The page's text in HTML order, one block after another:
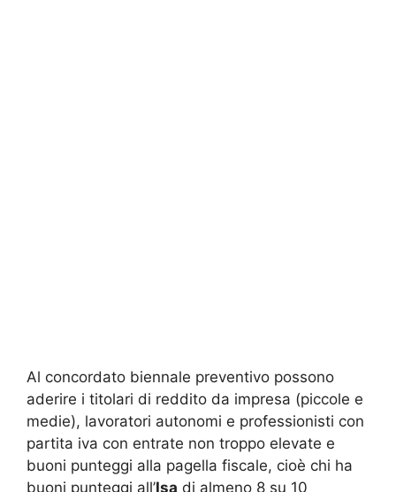
Al concordato biennale preventivo possono
aderire i titolari di reddito da impresa (piccole e
medie), lavoratori autonomi e professionisti con
partita iva con entrate non troppo elevate e
buoni punteggi alla pagella fiscale, cioè chi ha
buoni punteggi all’Isa di almeno 8 su 10